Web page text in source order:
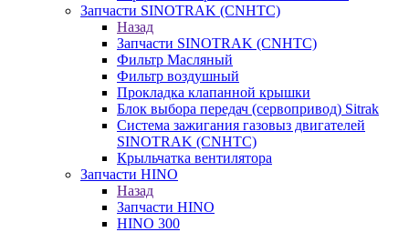
Запчасти SINOTRAK (CNHTC)
Назад
Запчасти SINOTRAK (CNHTC)
Фильтр Масляный
Фильтр воздушный
Прокладка клапанной крышки
Блок выбора передач (сервопривод) Sitrak
Система зажигания газовыз двигателей
SINOTRAK (CNHTC)
Крыльчатка вентилятора
Запчасти HINO
Назад
Запчасти HINO
HINO 300